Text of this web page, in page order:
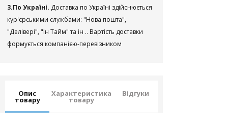
3.По Україні. Доставка по Україні здійснюється
кур'єрськими службами: "Нова пошта",
"Делівері", "Ін Тайм" та ін .. Вартість доставки
формується компанією-перевізником
Опис
товару
Характеристика
товару
Відгуки